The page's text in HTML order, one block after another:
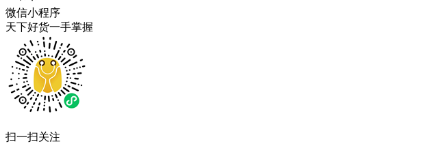
微信小程序
天下好货一手掌握
扫一扫关注